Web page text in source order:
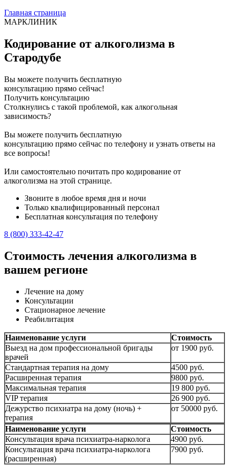
Главная страница
МАРКЛИНИК
Кодирование от алкоголизма в
Стародубе
Вы можете получить бесплатную
консультацию прямо сейчас!
Получить консультацию
Столкнулись с такой проблемой, как алкогольная
зависимость?
Вы можете получить бесплатную
консультацию прямо сейчас по телефону и узнать ответы на
все вопросы!
Или самостоятельно почитать про кодирование от
алкоголизма на этой странице.
Звоните в любое время дня и ночи
Только квалифицированный персонал
Бесплатная консультация по телефону
8 (800) 333-42-47
Стоимость лечения алкоголизма в
вашем регионе
Лечение на дому
Консультации
Стационарное лечение
Реабилитация
Наименование услуги
Стоимость
Выезд на дом профессиональной бригады
врачей
от 1900 руб.
Стандартная терапия на дому
4500 руб.
Расширенная терапия
9800 руб.
Максимальная терапия
19 800 руб.
VIP терапия
26 900 руб.
Дежурство психиатра на дому (ночь) +
терапия
от 50000 руб.
Наименование услуги
Стоимость
Консультация врача психиатра-нарколога
4900 руб.
Консультация врача психиатра-нарколога
(расширенная)
7900 руб.